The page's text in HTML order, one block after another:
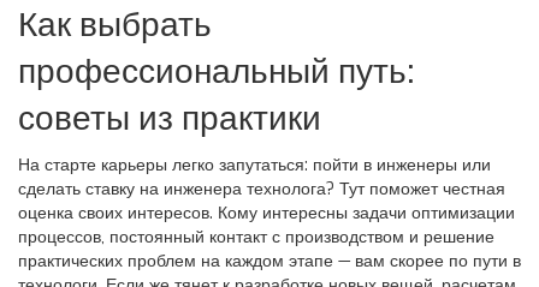
Как выбрать
профессиональный путь:
советы из практики
На старте карьеры легко запутаться: пойти в инженеры или
сделать ставку на инженера технолога? Тут поможет честная
оценка своих интересов. Кому интересны задачи оптимизации
процессов, постоянный контакт с производством и решение
практических проблем на каждом этапе — вам скорее по пути в